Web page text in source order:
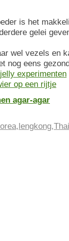
is het
gelei
wel vezels en
nog eens
experimenten
op een rijtje
agar-agar
,lengkong,